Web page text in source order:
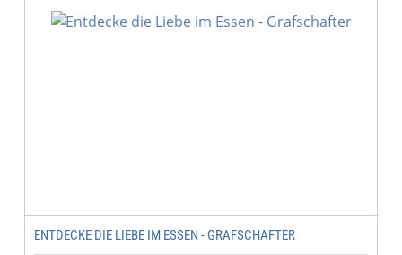
ENTDECKE DIE LIEBE IM ESSEN - GRAFSCHAFTER